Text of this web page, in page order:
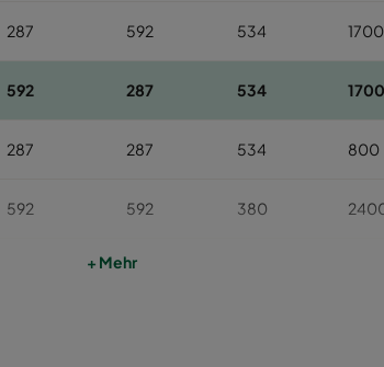
287 592 534 1700
592 287 534 1700
287 287 534 800
592 592 380
287
+ Mehr